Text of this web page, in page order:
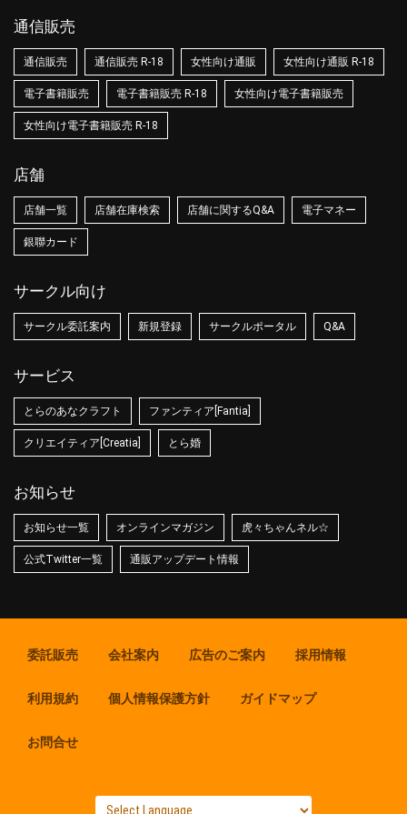
通信販売
通信販売 通信販売 R-18 女性向け通販 女性向け通販 R-18
電子書籍販売 電子書籍販売 R-18 女性向け電子書籍販売
女性向け電子書籍販売 R-18
店舗
店舗一覧 店舗在庫検索 店舗に関するQ&A 電子マネー
銀聯カード
サークル向け
サークル委託案内 新規登録 サークルポータル Q&A
サービス
とらのあなクラフト ファンティア[Fantia]
クリエイティア[Creatia] とら婚
お知らせ
お知らせ一覧 オンラインマガジン 虎々ちゃんネル☆
公式Twitter一覧 通販アップデート情報
委託販売 会社案内 広告のご案内 採用情報
利用規約 個人情報保護方針 ガイドマップ
お問合せ